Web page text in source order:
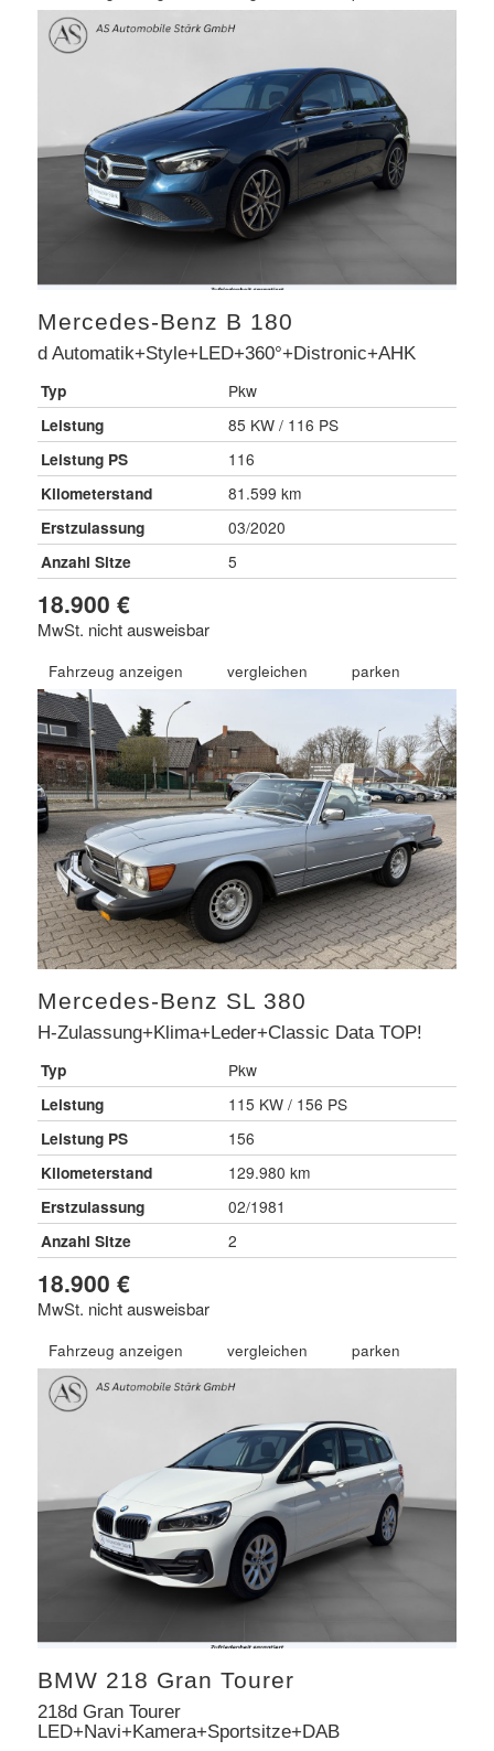
Mercedes-Benz B 180
d Automatik+Style+LED+360°+Distronic+AHK
Typ
Pkw
Leistung
85 KW / 116 PS
Leistung PS
116
Kilometerstand
81.599 km
Erstzulassung
03/2020
Anzahl Sitze
5
18.900 €
MwSt. nicht ausweisbar
Fahrzeug anzeigen vergleichen parken
Mercedes-Benz SL 380
H-Zulassung+Klima+Leder+Classic Data TOP!
Typ
Pkw
Leistung
115 KW / 156 PS
Leistung PS
156
Kilometerstand
129.980 km
Erstzulassung
02/1981
Anzahl Sitze
2
18.900 €
MwSt. nicht ausweisbar
Fahrzeug anzeigen vergleichen parken
BMW 218 Gran Tourer
218d Gran Tourer
LED+Navi+Kamera+Sportsitze+DAB